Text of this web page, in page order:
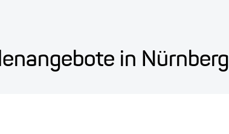
in Nürnberg